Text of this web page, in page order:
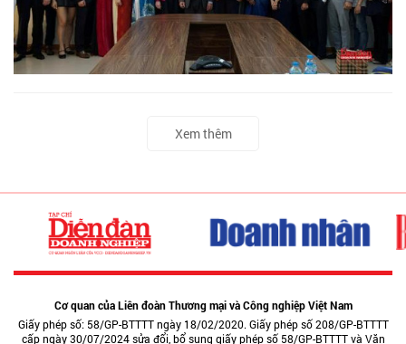
Xem thêm
Cơ quan của Liên đoàn Thương mại và Công nghiệp Việt Nam
Giấy phép số: 58/GP-BTTTT ngày 18/02/2020. Giấy phép số 208/GP-BTTTT
cấp ngày 30/07/2024 sửa đổi, bổ sung giấy phép số 58/GP-BTTTT và Văn